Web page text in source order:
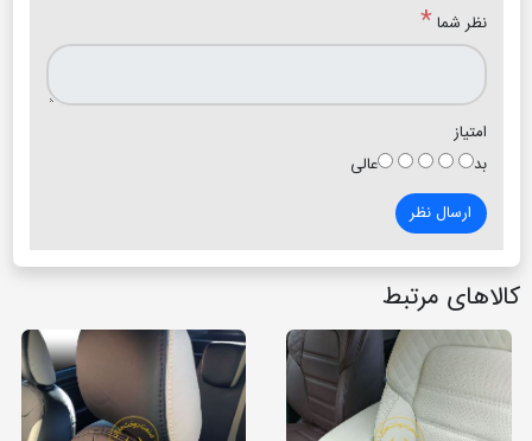
نظر شما *
امتیاز
بد
عالی
ارسال نظر
کالاهای مرتبط